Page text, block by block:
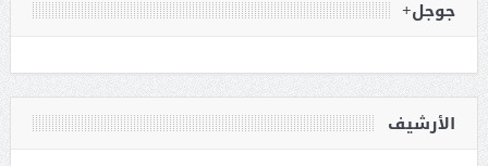
جوجل+
الأرشيف